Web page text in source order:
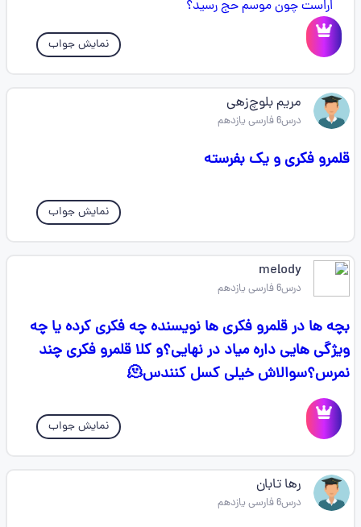
نمایش جواب
مریم بلوچ‌زهی
درس6 فارسی یازدهم
قلمرو فکری و یک بفرسته
نمایش جواب
melody
درس6 فارسی یازدهم
بچه ها در قلمرو فکری ها نویسنده چه فکری کرده یا چه
ویژگی هایی داره میاد در نهایی؟و کلا قلمرو فکری چند
نمرس؟سوالاش خیلی کسل کنندس🫠
نمایش جواب
رها تابان
درس6 فارسی یازدهم